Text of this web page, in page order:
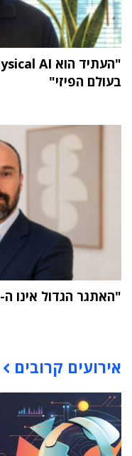
בעולם הפיזי"
"האתגר הגדול אינו ה-AI אלא הטמעתה בארגון"
אירועים קרובים